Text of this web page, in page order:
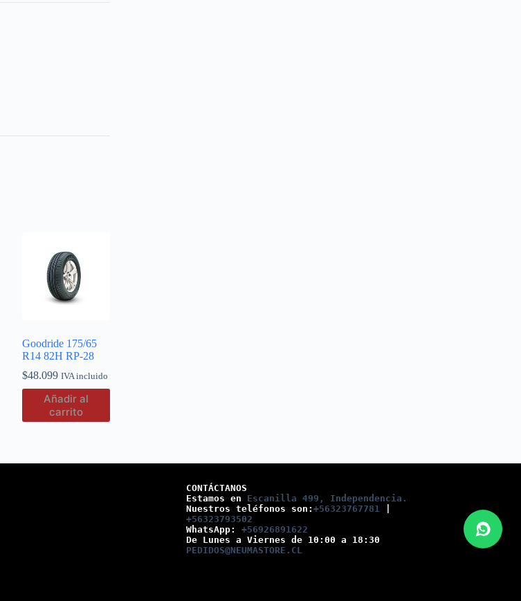
Goodride 175/65
R14 82H RP-28
$48.099 IVA incluido
Añadir al
carrito
CONTÁCTANOS
Estamos en Escanilla 499, Independencia.
Nuestros teléfonos son: +56323767781
+56323793502
WhatsApp: +56926891622
De Lunes a Viernes de 10:00 a 18:30
PEDIDOS@NEUMASTORE.CL